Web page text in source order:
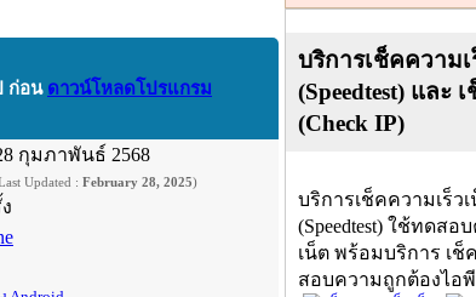
ก่อน ดาวน์โหลดโปรแกรม
กุมภาพันธ์ 2568
Updated : February 28, 2025)
บริการเช็คความเ
(Speedtest) และ
(Check IP)
บริการเช็คความเร็ว
(Speedtest) ใช้ทดสอ
เน็ต พร้อมบริการ เช็
สอบความถูกต้องไอ